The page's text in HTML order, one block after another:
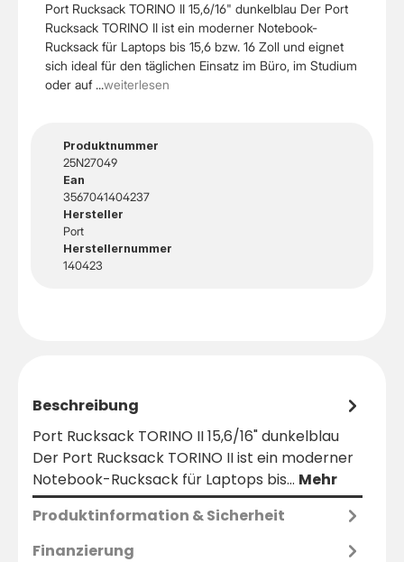
Port Rucksack TORINO II 15,6/16" dunkelblau Der Port
Rucksack TORINO II ist ein moderner Notebook-
Rucksack für Laptops bis 15,6 bzw. 16 Zoll und eignet
sich ideal für den täglichen Einsatz im Büro, im Studium
oder auf ...weiterlesen
Produktnummer
25N27049
Ean
3567041404237
Hersteller
Port
Herstellernummer
140423
Beschreibung
Port Rucksack TORINO II 15,6/16" dunkelblau
Der Port Rucksack TORINO II ist ein moderner
Notebook-Rucksack für Laptops bis… Mehr
Produktinformation & Sicherheit
Finanzierung